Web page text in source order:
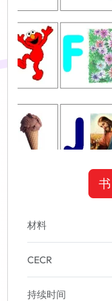
书
材料
CECR
持续时间